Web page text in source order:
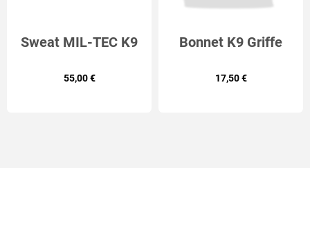
Sweat MIL-TEC K9
GRIFFE
55,00 €
Bonnet K9 Griffe
17,50 €